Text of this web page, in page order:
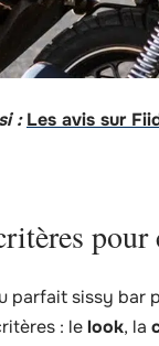
: Les avis sur
parfait sissy bar
: lelook, la